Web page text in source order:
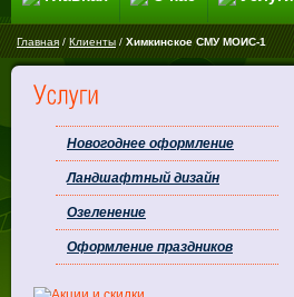
Главная/Клиенты/Химкинское СМУ МОИС-1
Новогоднее оформление
Ландшафтный дизайн
Озеленение
Оформление праздников